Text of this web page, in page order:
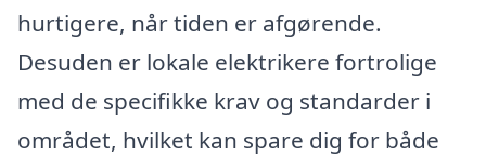
hurtigere, når tiden er afgørende.
Desuden er lokale elektrikere fortrolige
med de specifikke krav og standarder i
området, hvilket kan spare dig for både